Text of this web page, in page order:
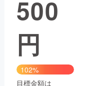
チャレンジ
Creation
コミュニティ
500
円
102%
目標金額は